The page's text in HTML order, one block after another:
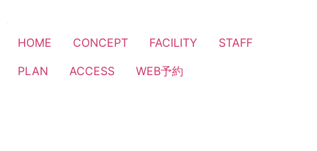
HOME CONCEPT FACILITY
STAFF
PLAN
ACCESS WEB予約